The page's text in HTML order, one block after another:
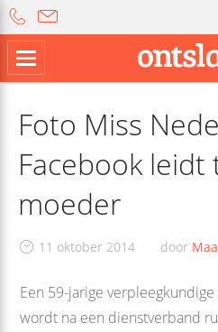
Foto Miss
Facebook
moeder
11 oktober 2014 door
Een 59-jarige
wordt na een dienstverband